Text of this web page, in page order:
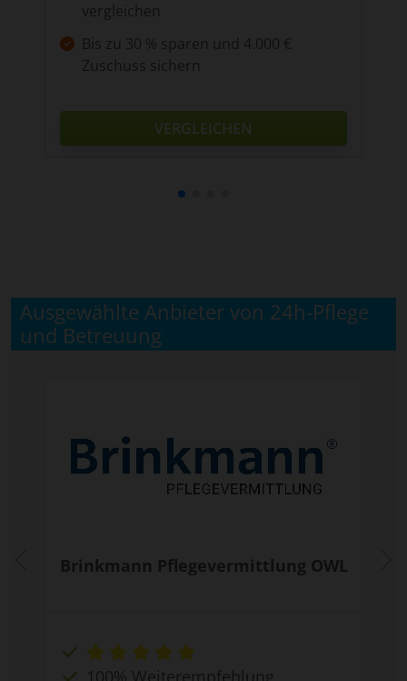
vergleichen
Bis zu 30 % sparen und 4.000 €
Zuschuss sichern
VERGLEICHEN
Ausgewählte Anbieter von 24h-Pflege
und Betreuung
Brinkmann Pflegevermittlung OWL
100% Weiterempfehlung